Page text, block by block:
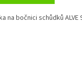
na bočnici schůdků ALVE